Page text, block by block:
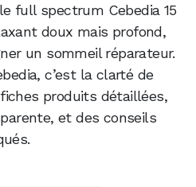
full spectrum Cebedia 15
doux mais profond,
un sommeil réparateur.
c’est la clarté de
produits détaillées,
et des conseils